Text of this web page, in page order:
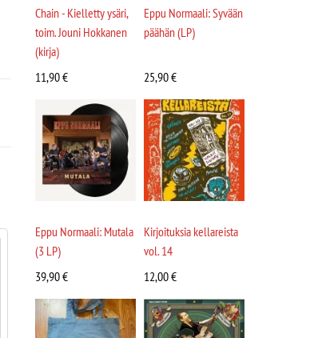
Chain - Kielletty ysäri,
toim. Jouni Hokkanen
(kirja)
11,90€
Eppu Normaali: Syvään
päähän (LP)
25,90€
Eppu Normaali: Mutala
(3 LP)
39,90€
Kirjoituksia kellareista
vol. 14
12,00€